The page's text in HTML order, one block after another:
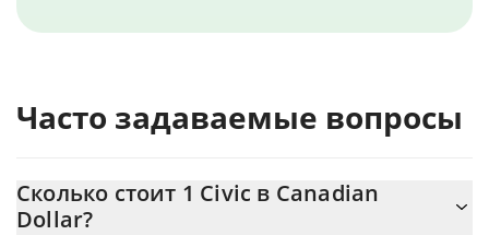
Часто задаваемые вопросы
Сколько стоит 1 Civic в Canadian
Dollar?